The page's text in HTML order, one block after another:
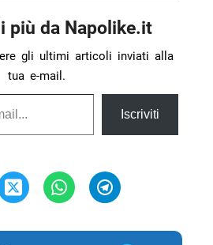
più da Napolike.it
gli ultimi articoli inviati alla
tua e-mail.
Iscriviti